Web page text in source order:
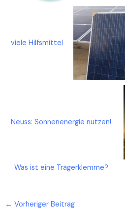
viele Hilfsmittel
Neuss: Sonnenenergie nutzen!
Was ist eine Trägerklemme ?
← Vorheriger Beitrag